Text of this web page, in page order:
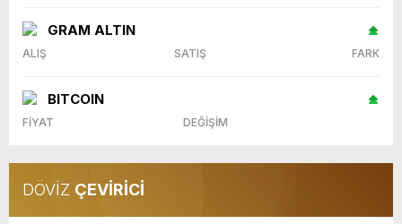
GRAM ALTIN
ALIŞ SATIŞ FARK
BITCOIN
FİYAT DEĞİŞİM
DÖVİZ ÇEVİRİCİ